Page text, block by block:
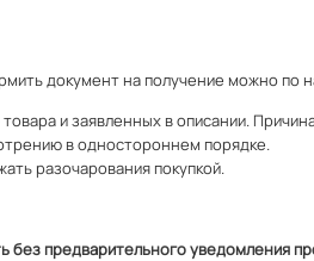
документ на получение можно по
и заявленных в описании.
в одностороннем порядке.
разочарования покупкой.
без предварительного уведомления